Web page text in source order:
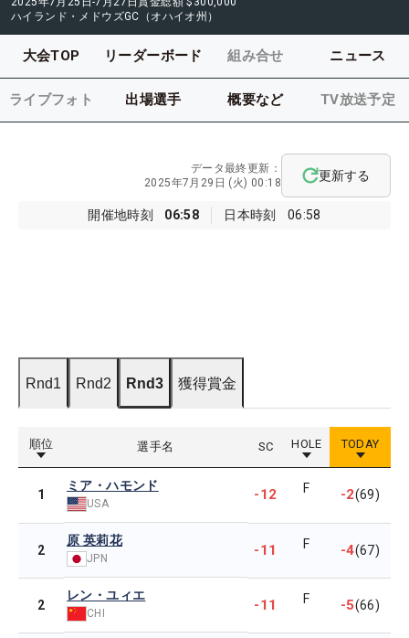
ハイランド・メドウズGC（オハイオ州）
大会TOP リーダーボード 組み合せ ニュース
ライブフォト 出場選手 概要など TV放送予定
開催地時刻 06:58 日本時刻 06:58
データ最終更新：
2025年7月29日 (火) 00:18
更新する
Rnd1 Rnd2 Rnd3 獲得賞金
順位 選手名 SC HOLE TODAY
1
ミア・ハモンド
USA
-12 F -2(69)
2
原 英莉花
JPN -11 F -4(67)
2
レン・ユィエ
CHI -11 F -5(66)